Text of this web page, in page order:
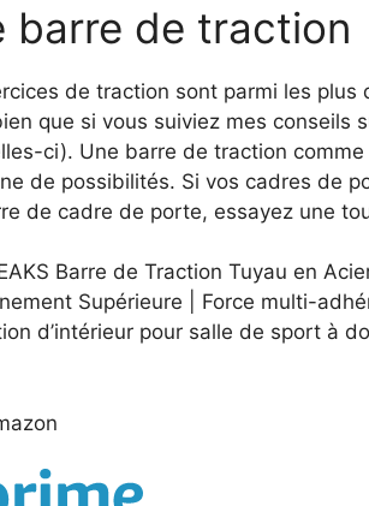
barre de traction
de traction sont parmi les plus
que si vous suiviez mes conseils
ci). Une barre de traction
de possibilités. Si vos cadres de
de cadre de porte, essayez une
Barre de Traction Tuyau en
Supérieure | Force multi-
d’intérieur pour salle de sport à